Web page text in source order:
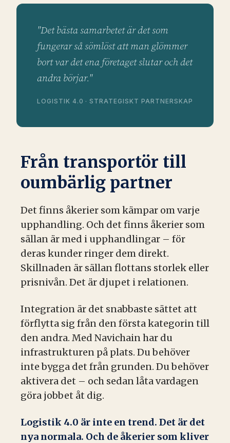
"Det bästa samarbetet är det som
fungerar så sömlöst att man glömmer
bort var det ena företaget slutar och det
andra börjar."
LOGISTIK 4.0 · STRATEGISKT PARTNERSKAP
Från transportör till
oumbärlig partner
Det finns åkerier som kämpar om varje
upphandling. Och det finns åkerier som
sällan är med i upphandlingar – för
deras kunder ringer dem direkt.
Skillnaden är sällan flottans storlek eller
prisnivån. Det är djupet i relationen.
Integration är det snabbaste sättet att
förflytta sig från den första kategorin till
den andra. Med Navichain har du
infrastrukturen på plats. Du behöver
inte bygga det från grunden. Du behöver
aktivera det – och sedan låta vardagen
göra jobbet åt dig.
Logistik 4.0 är inte en trend. Det är det
nya normala. Och de åkerier som kliver